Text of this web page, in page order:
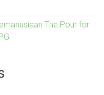
The Pour for